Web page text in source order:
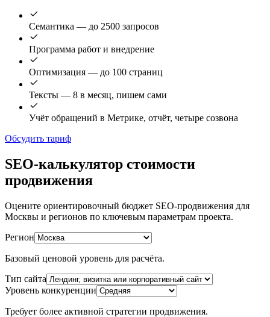
Семантика — до 2500 запросов
Программа работ и внедрение
Оптимизация — до 100 страниц
Тексты — 8 в месяц, пишем сами
Учёт обращений в Метрике, отчёт, четыре созвона
Обсудить тариф
SEO-калькулятор стоимости
продвижения
Оцените ориентировочный бюджет SEO-продвижения для
Москвы и регионов по ключевым параметрам проекта.
Регион
Базовый ценовой уровень для расчёта.
Тип сайта
Уровень конкуренции
Требует более активной стратегии продвижения.